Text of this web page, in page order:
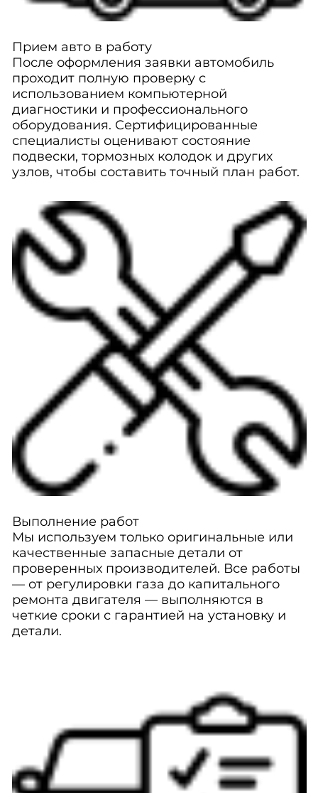
Прием авто в работу
После оформления заявки автомобиль
проходит полную проверку с
использованием компьютерной
диагностики и профессионального
оборудования. Сертифицированные
специалисты оценивают состояние
подвески, тормозных колодок и других
узлов, чтобы составить точный план работ.
Выполнение работ
Мы используем только оригинальные или
качественные запасные детали от
проверенных производителей. Все работы
— от регулировки газа до капитального
ремонта двигателя — выполняются в
четкие сроки с гарантией на установку и
детали.